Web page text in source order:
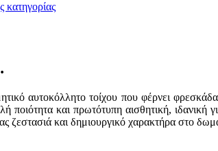
κατηγορίας
αυτοκόλλητο τοίχου που φέρνει
ποιότητα και πρωτότυπη αισθητική,
ζεστασιά και δημιουργικό χαρακτήρα στο